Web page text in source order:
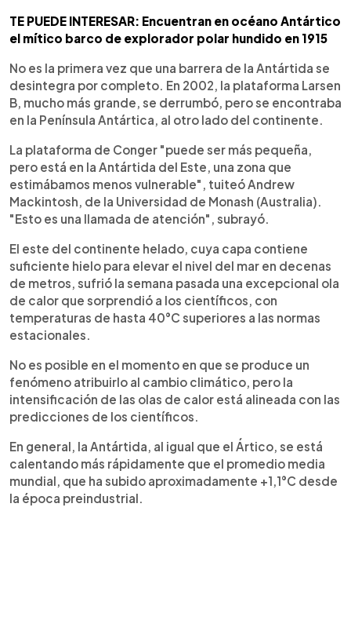
TE PUEDE INTERESAR: Encuentran en océano Antártico
el mítico barco de explorador polar hundido en 1915
No es la primera vez que una barrera de la Antártida se
desintegra por completo. En 2002, la plataforma Larsen
B, mucho más grande, se derrumbó, pero se encontraba
en la Península Antártica, al otro lado del continente.
La plataforma de Conger "puede ser más pequeña,
pero está en la Antártida del Este, una zona que
estimábamos menos vulnerable", tuiteó Andrew
Mackintosh, de la Universidad de Monash (Australia).
"Esto es una llamada de atención", subrayó.
El este del continente helado, cuya capa contiene
suficiente hielo para elevar el nivel del mar en decenas
de metros, sufrió la semana pasada una excepcional ola
de calor que sorprendió a los científicos, con
temperaturas de hasta 40°C superiores a las normas
estacionales.
No es posible en el momento en que se produce un
fenómeno atribuirlo al cambio climático, pero la
intensificación de las olas de calor está alineada con las
predicciones de los científicos.
En general, la Antártida, al igual que el Ártico, se está
calentando más rápidamente que el promedio media
mundial, que ha subido aproximadamente +1,1°C desde
la época preindustrial.